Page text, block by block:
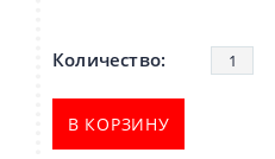
В КОРЗИНУ